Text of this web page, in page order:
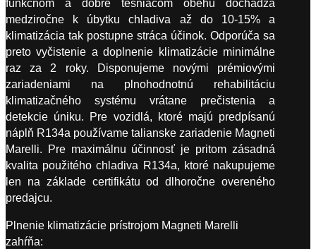
funkčnom a dobre tesniacom obehu dochádza
medziročne k úbytku chladiva až do 10-15% a
klimatizácia tak postupne stráca účinok. Odporúča sa
preto vyčistenie a doplnenie klimatizácie minimálne
raz za 2 roky. Disponujeme novými prémiovými
zariadeniami na plnohodnotnú rehabilitáciu
klimatizačného systému vrátane prečistenia a
detekcie úniku. Pre vozidlá, ktoré majú predpísanú
náplň R134a používame talianske zariadenie Magneti
Marelli. Pre maximálnu účinnosť je pritom zásadná
kvalita použitého chladiva R134a, ktoré nakupujeme
len na základe certifikátu od dlhoročne overeného
predajcu.
Plnenie klimatizácie prístrojom Magneti Marelli
zahŕňa: